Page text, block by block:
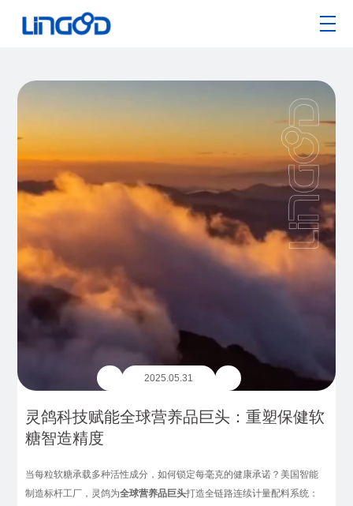
2025.05.31
灵鸽科技赋能全球营养品巨头：重塑保健软
糖智造精度
当每粒软糖承载多种活性成分，如何锁定每毫克的健康承诺？美国智能
制造标杆工厂，灵鸽为全球营养品巨头打造全链路连续计量配料系统：